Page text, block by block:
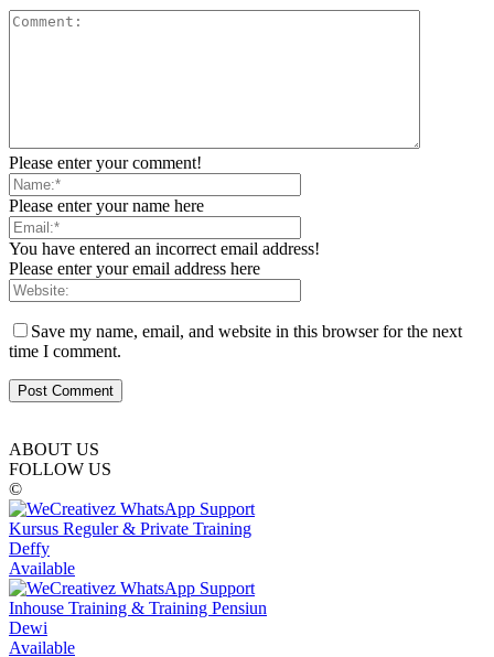
Please enter your comment!
Please enter your name here
You have entered an incorrect email address!
Please enter your email address here
Save my name, email, and website in this browser for the next
time I comment.
ABOUT US
FOLLOW US
©
Kursus Reguler & Private Training
Deffy
Available
Inhouse Training & Training Pensiun
Dewi
Available